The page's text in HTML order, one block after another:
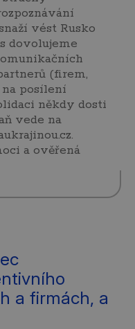
vést Rusko
dovolujeme
(firem,
posílení
někdy dosti
vede na
a ověřená
a firmách, a